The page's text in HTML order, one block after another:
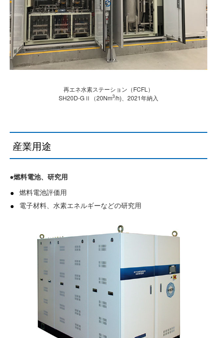
再エネ水素ステーション（FCFL）
SH20D-GⅡ（20Nm3/h)、2021年納入
産業用途
●燃料電池、研究用
燃料電池評価用
電子材料、水素エネルギーなどの研究用